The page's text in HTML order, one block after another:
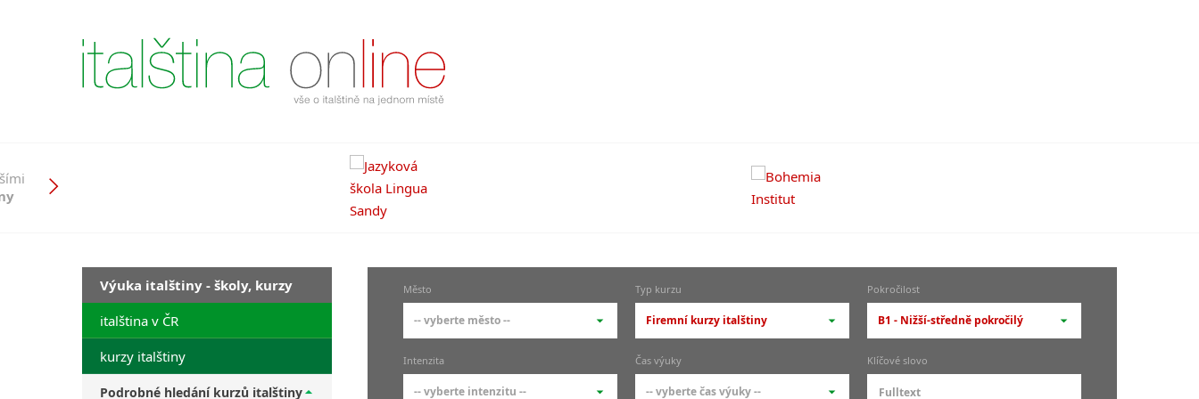
Výuka italštiny - školy, kurzy
italština v ČR
kurzy italštiny
Podrobné hledání kurzů italštiny
Město
-- vyberte město --
-- vyberte město --
pražské městské části
Typ kurzu
Firemní kurzy italštiny
-- vyberte typ --
základní členění kurzů
Pokročilost
B1 - Nižší-středně pokročilý
-- vyberte pokročilost --
Intenzita
-- vyberte intenzitu --
Čas výuky
-- vyberte čas výuky --
Klíčové slovo